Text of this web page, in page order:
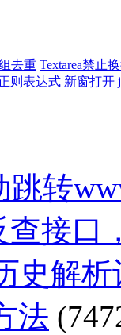
去重 Textarea禁止
则表达式 新窗打开
跳转
接口
史解
法